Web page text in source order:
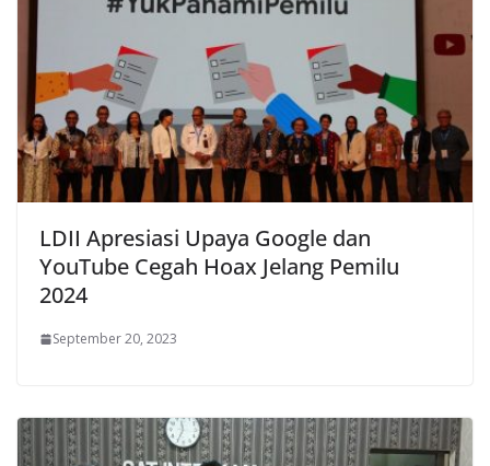
LDII Apresiasi Upaya Google dan
YouTube Cegah Hoax Jelang Pemilu
2024
September 20, 2023